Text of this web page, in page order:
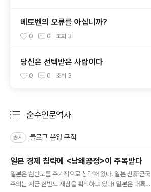
베토벤의 오류를 아십니까?
0 0 조회 3
당신은 선택받은 사람이다
0 0 조회 3
순수인문역사
공지 블로그 운영 규칙
일본 경제 침략에 <남왜공정>이 주목받다
일본은 한반도를 주기적으로 침략해 왔다. 일본 신新군국
주의는 지금 한반도 재침을 획책하고 있다! 일본은 대륙진